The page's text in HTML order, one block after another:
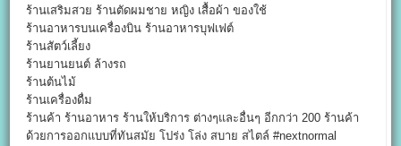
ร้านเสริมสวย ร้านตัดผมชาย หญิง เสื้อผ้า ของใช้
ร้านอาหารบนเครื่องบิน ร้านอาหารบุฟเฟต์
ร้านสัตว์เลี้ยง
ร้านยานยนต์ ล้างรถ
ร้านต้นไม้
ร้านเครื่องดื่ม
ร้านค้า ร้านอาหาร ร้านให้บริการ ต่างๆและอื่นๆ อีกกว่า 200 ร้านค้า
ด้วยการออกแบบที่ทันสมัย โปร่ง โล่ง สบาย สไตล์ #nextnormal